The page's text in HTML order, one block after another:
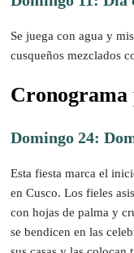
Se juega con agua y
cusqueños mezclados
Cronograma
Domingo 24:
Esta fiesta marca el
en Cusco. Los fieles
con hojas de palma y
se bendicen en las